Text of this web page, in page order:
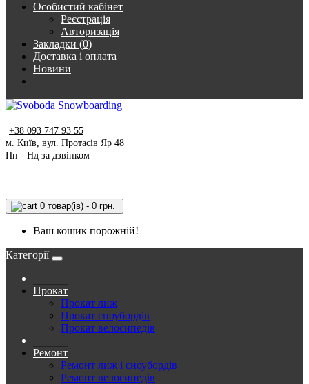
Особистий кабінет
Реєстрація
Авторизація
Закладки (0)
Доставка і оплата
Новини
+38 093 747 93 55
м. Київ, вул. Протасів Яр 48
Пн - Нд за дзвінком
0 товар(ів) - 0 грн.
Ваш кошик порожній!
Категорії
Прокат
Прокат лиж
Прокат сноубордів
Прокат велосипедів
Ремонт
Ремонт лиж і сноубордів
Ремонт велосипедів